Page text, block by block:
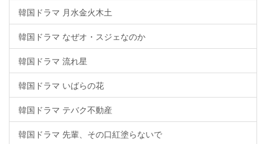
韓国ドラマ 月水金火木土
韓国ドラマ なぜオ・スジェなのか
韓国ドラマ 流れ星
韓国ドラマ いばらの花
韓国ドラマ テバク不動産
韓国ドラマ 先輩、その口紅塗らないで